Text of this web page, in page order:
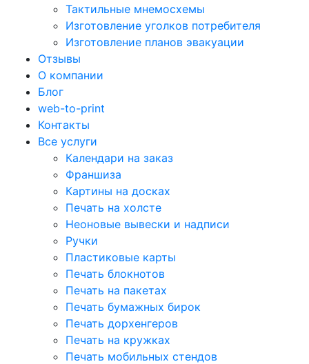
Тактильные мнемосхемы
Изготовление уголков потребителя
Изготовление планов эвакуации
Отзывы
О компании
Блог
web-to-print
Контакты
Все услуги
Календари на заказ
Франшиза
Картины на досках
Печать на холсте
Неоновые вывески и надписи
Ручки
Пластиковые карты
Печать блокнотов
Печать на пакетах
Печать бумажных бирок
Печать дорхенгеров
Печать на кружках
Печать мобильных стендов